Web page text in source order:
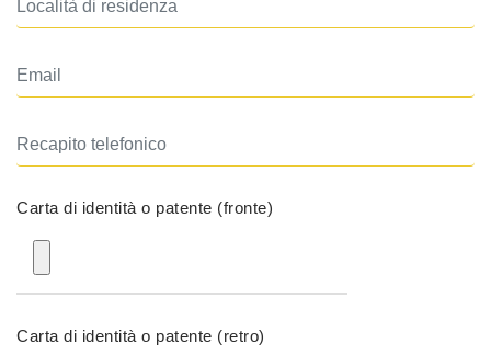
Carta di identità o patente (fronte)
Carta di identità o patente (retro)